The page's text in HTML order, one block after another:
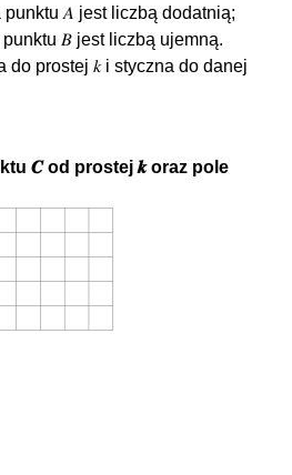
punktu 𝐴 jest liczbą dodatnią;
𝐵 jest liczbą ujemną.
do prostej 𝑘 i styczna do danej
𝑪 od prostej 𝒌 oraz pole